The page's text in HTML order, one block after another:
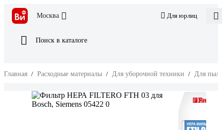
Москва Для юрлиц
Поиск в каталоге
Главная / Расходные материалы / Для уборочной техники / Для